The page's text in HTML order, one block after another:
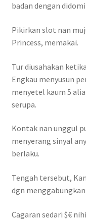
badan dengan
Pikirkan slot nan
Princess, memakai.
Tur diusahakan
Engkau menyusun
menyetel kaum 5
serupa.
Kontak nan unggul
menyerang sinyal
berlaku.
Tengah tersebut,
dgn
Cagaran sedari $€